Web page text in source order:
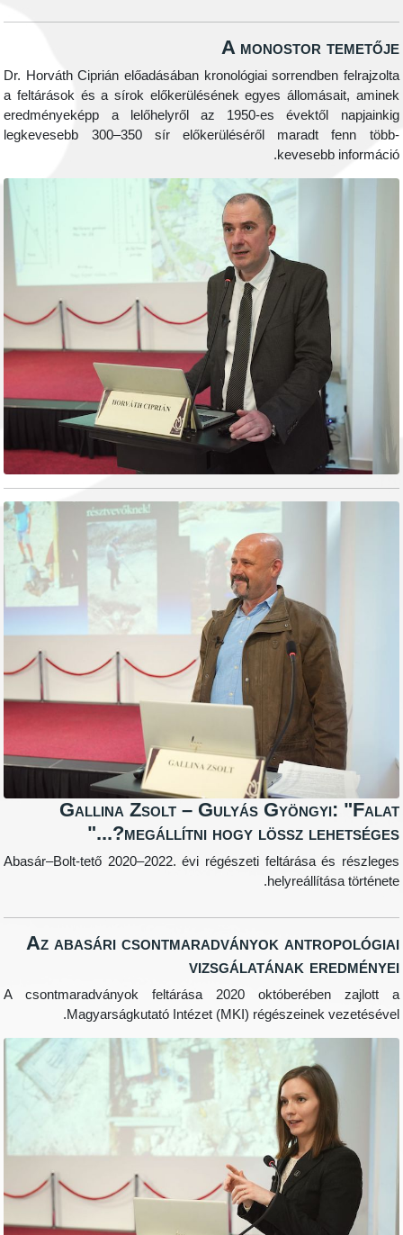
A monostor
Dr. Horváth Ciprián előadásában kronológiai
a feltárások és a sírok előkerülésének egyes
eredményeképp a lelőhelyről az 1950-es évektől
legkevesebb 300–350 sír előkerüléséről maradt
Gallina Zsolt – Gulyás
megállítni hogy lössz
Abasár–Bolt-tető 2020–2022. évi régészeti feltárása
Az abasári csontmaradványok
vizsgálatának
A csontmaradványok feltárása 2020
Magyarságkutató Intézet (MKI) régészeinek